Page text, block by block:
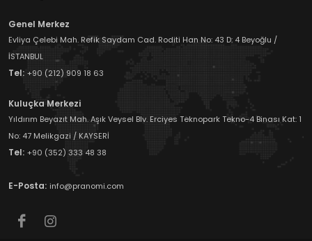
Genel Merkez
Evliya Çelebi Mah. Refik Saydam Cad. Roditi Han No: 43 D: 4 Beyoğlu /
İSTANBUL
Tel: +90 (212) 909 18 63
Kuluçka Merkezi
Yıldırım Beyazıt Mah. Aşık Veysel Blv. Erciyes Teknopark Tekno-4 Binası Kat: 1
No: 47 Melikgazi / KAYSERİ
Tel: +90 (352) 333 48 38
E-Posta: info@pranomi.com